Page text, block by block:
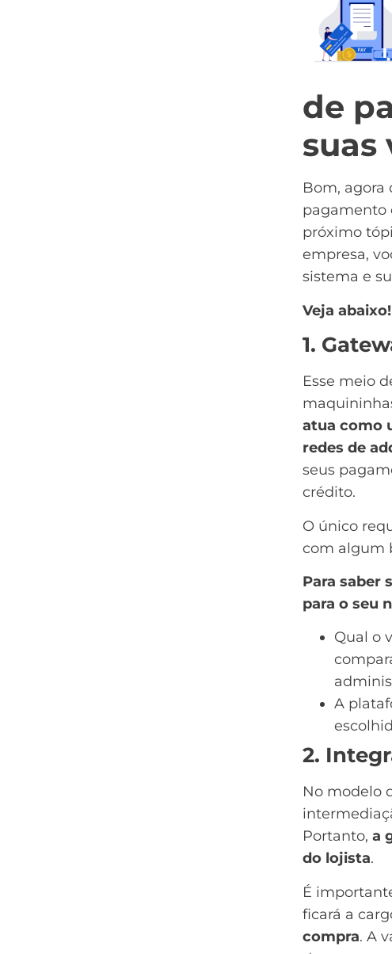
de
suas
Bom, agora
pagamento
próximo
empresa,
sistema e
Veja abaixo!
1.
Esse meio
atua como
redes de
seus
crédito.
O único
com algum
Para saber
para o seu
Qual o
A
2.
No modelo
Portanto, a
do lojista.
É
ficará a
compra. A